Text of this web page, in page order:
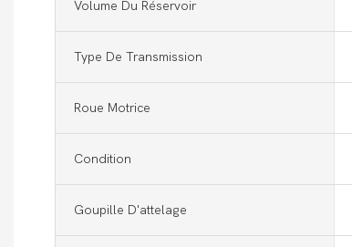
Volume Du Réservoir
Type De Transmission
Roue Motrice
Condition
Goupille D'attelage